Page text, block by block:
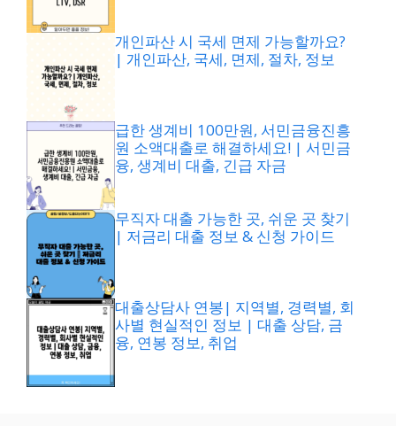
개인파산 시 국세 면제 가능할까요?
| 개인파산, 국세, 면제, 절차, 정보
급한 생계비 100만원, 서민금융진흥
원 소액대출로 해결하세요! | 서민금
융, 생계비 대출, 긴급 자금
무직자 대출 가능한 곳, 쉬운 곳 찾기
| 저금리 대출 정보 & 신청 가이드
대출상담사 연봉| 지역별, 경력별, 회
사별 현실적인 정보 | 대출 상담, 금
융, 연봉 정보, 취업